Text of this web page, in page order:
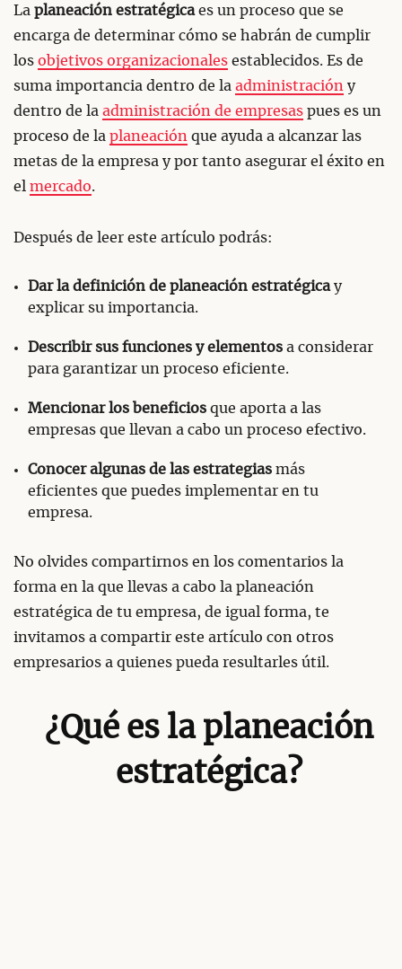
La planeación estratégicaes un proceso que se
encarga de determinar cómo se habrán de cumplir
los objetivos organizacionales establecidos. Es de
suma importancia dentro de la administración y
dentro de la administración de empresas pues es un
proceso de la planeación que ayuda a alcanzar las
metas de la empresa y por tanto asegurar el éxito en
el mercado.
Después de leer este artículo podrás:
Dar la definición de planeación estratégicay
explicar su importancia.
Describir sus funciones y elementos a considerar
para garantizar un proceso eficiente.
Mencionar los beneficios que aporta a las
empresas que llevan a cabo un proceso efectivo.
Conocer algunas de las estrategias más
eficientes que puedes implementar en tu
empresa.
No olvides compartirnos en los comentarios la
forma en la que llevas a cabo la planeación
estratégica de tu empresa, de igual forma, te
invitamos a compartir este artículo con otros
empresarios a quienes pueda resultarles útil.
¿Qué es la planeación
estratégica?